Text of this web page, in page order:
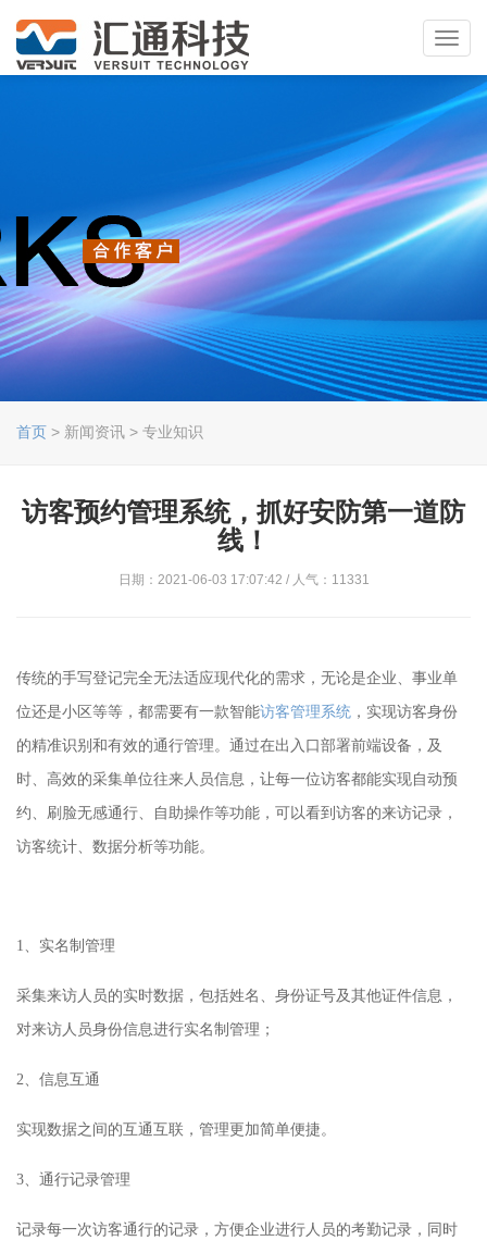
首页 > 新闻资讯 > 专业知识
访客预约管理系统，抓好安防第一道防
线！
日期：2021-06-03 17:07:42 / 人气：11331
传统的手写登记完全无法适应现代化的需求，无论是企业、事业单
位还是小区等等，都需要有一款智能访客管理系统 ，实现访客身份
的精准识别和有效的通行管理。 通过在出入口 部署前端设备，及
时、高效的采集单位往来人员信息 ， 让每一位访客都能实现自动预
约、刷脸无感通行、自助操作等功能，可以看到访客的来访记录，
访客统计、数据分析等功能。
1、 实名制管理
采集来访人员的实时数据，包括姓名、身份证号及其他证件信息，
对来访人员身份信息进行实名制管理；
2、 信息互通
实现数据之间的互通互联，管理更加简单便捷。
3、 通行记录管理
记录每一次访客通行的记录，方便企业进行人员的考勤记录，同时